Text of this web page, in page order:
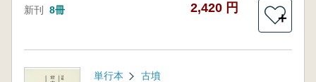
新刊 8冊 2,420 円
＋
単行本 古墳